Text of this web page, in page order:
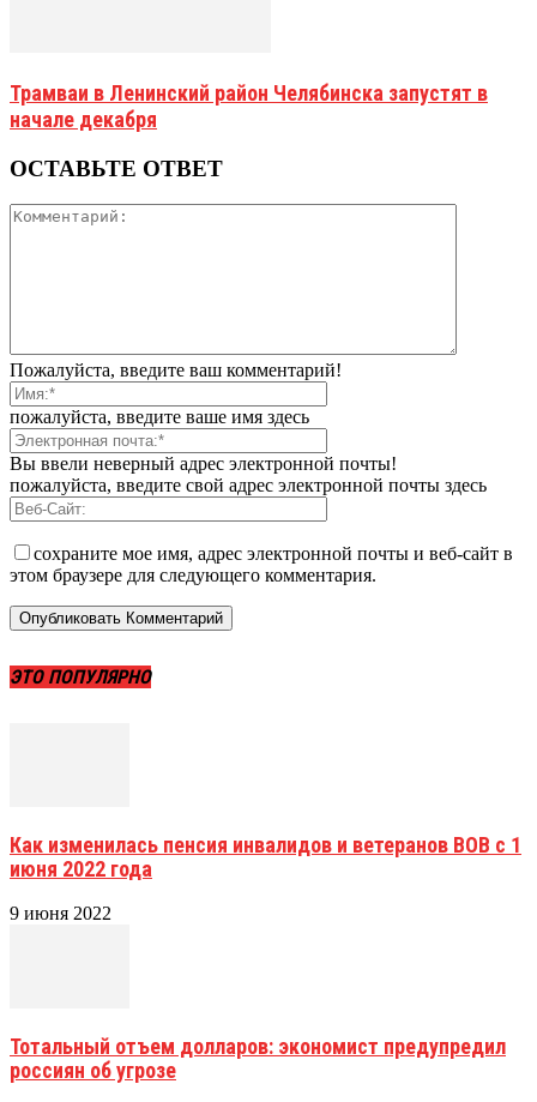
Трамваи в Ленинский район Челябинска запустят в
начале декабря
ОСТАВЬТЕ ОТВЕТ
Пожалуйста, введите ваш комментарий!
пожалуйста, введите ваше имя здесь
Вы ввели неверный адрес электронной почты!
пожалуйста, введите свой адрес электронной почты здесь
сохраните мое имя, адрес электронной почты и веб-сайт в
этом браузере для следующего комментария.
ЭТО ПОПУЛЯРНО
Как изменилась пенсия инвалидов и ветеранов ВОВ с 1
июня 2022 года
9 июня 2022
Тотальный отъем долларов: экономист предупредил
россиян об угрозе